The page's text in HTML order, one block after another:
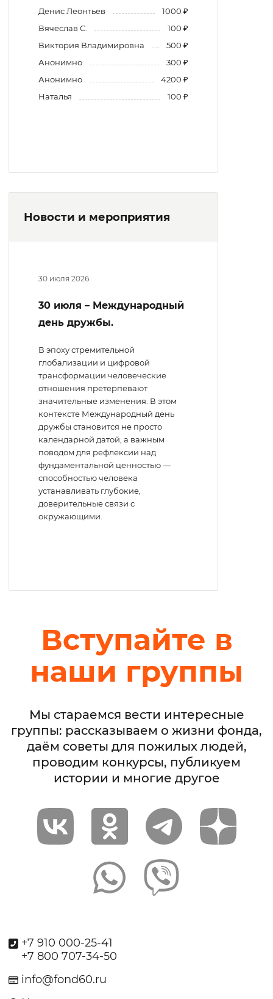
Денис Леонтьев
1000 ₽
Вячеслав С.
100 ₽
Виктория Владимировна
500 ₽
Анонимно
300 ₽
Анонимно
4200 ₽
Наталья
100 ₽
Новости и мероприятия
30 июля 2026
30 июля – Международный
день дружбы.
В эпоху стремительной
глобализации и цифровой
трансформации человеческие
отношения претерпевают
значительные изменения. В этом
контексте Международный день
дружбы становится не просто
календарной датой, а важным
поводом для рефлексии над
фундаментальной ценностью —
способностью человека
устанавливать глубокие,
доверительные связи с
окружающими.
Вступайте в
наши группы
Мы стараемся вести интересные
группы: рассказываем о жизни фонда,
даём советы для пожилых людей,
проводим конкурсы, публикуем
истории и многие другое
+7 910 000-25-41
+7 800 707-34-50
info@fond60.ru